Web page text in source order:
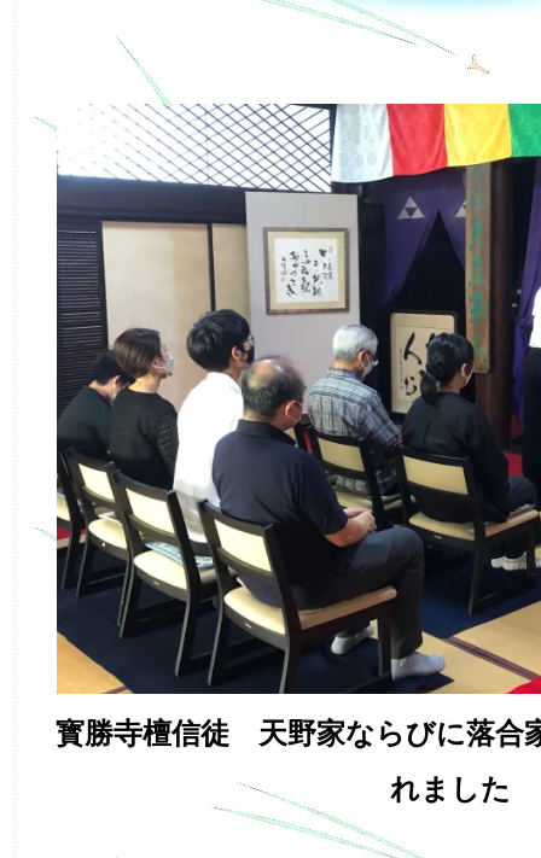
寳勝寺檀信徒 天野家ならびに落合
れました